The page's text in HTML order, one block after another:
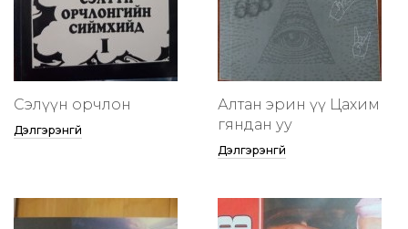
Сэлүүн орчлон
Дэлгэрэнгүй
Алтан эрин үү Цахим
гяндан уу
Дэлгэрэнгүй